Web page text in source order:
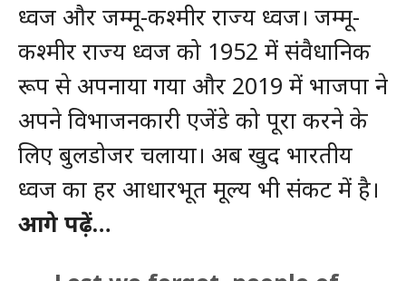
ध्वज और जम्मू-कश्मीर राज्य ध्वज। जम्मू-
कश्मीर राज्य ध्वज को 1952 में संवैधानिक
रूप से अपनाया गया और 2019 में भाजपा ने
अपने विभाजनकारी एजेंडे को पूरा करने के
लिए बुलडोजर चलाया। अब खुद भारतीय
ध्वज का हर आधारभूत मूल्य भी संकट में है।
आगे पढ़ें…